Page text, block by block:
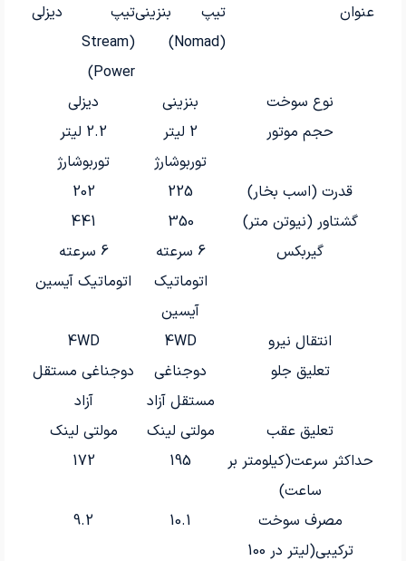
عنوان
تیپ بنزینی
(Nomad)
تیپ دیزلی
(Stream
Power)
نوع سوخت
بنزینی
دیزلی
حجم موتور
2 لیتر
توربوشارژ
2.2 لیتر
توربوشارژ
قدرت (اسب بخار)
225
202
گشتاور (نیوتن متر)
350
441
گیربکس
6 سرعته
اتوماتیک
آیسین
6 سرعته
اتوماتیک آیسین
انتقال نیرو 4WD
4WD
تعلیق جلو
دوجناغی
مستقل آزاد
دوجناغی مستقل
آزاد
تعلیق عقب
مولتی لینک
مولتی لینک
حداکثر سرعت(کیلومتر بر
ساعت)
195
172
مصرف سوخت
ترکیبی(لیتر در 100
10.1
9.2